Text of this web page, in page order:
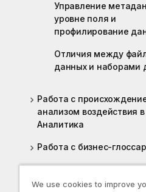
Управление
уровне поля и
профилирование
Отличия между
данных и наборами
Работа с
анализом воздействия в
Аналитика
Работа с бизнес-
We use cookies to improve